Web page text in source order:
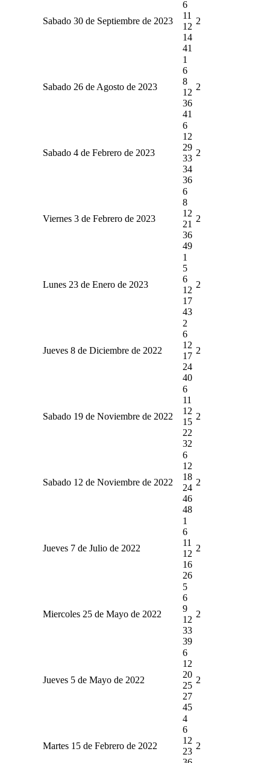
Sabado 30 de Septiembre de 2023
6
11
12
14
41
2
Sabado 26 de Agosto de 2023
1
6
8
12
36
41
2
Sabado 4 de Febrero de 2023
6
12
29
33
34
36
2
Viernes 3 de Febrero de 2023
6
8
12
21
36
49
2
Lunes 23 de Enero de 2023
1
5
6
12
17
43
2
Jueves 8 de Diciembre de 2022
2
6
12
17
24
40
2
Sabado 19 de Noviembre de 2022
6
11
12
15
22
32
2
Sabado 12 de Noviembre de 2022
6
12
18
24
46
48
2
Jueves 7 de Julio de 2022
1
6
11
12
16
26
2
Miercoles 25 de Mayo de 2022
5
6
9
12
33
39
2
Jueves 5 de Mayo de 2022
6
12
20
25
27
45
2
Martes 15 de Febrero de 2022
4
6
12
23
2